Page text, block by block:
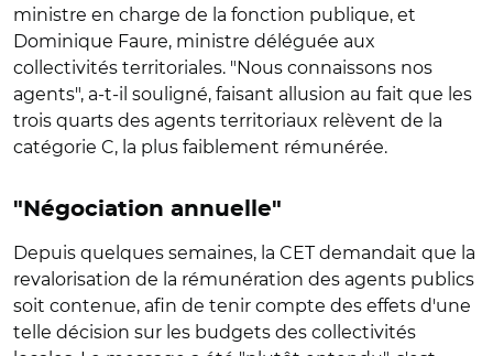
ministre en charge de la fonction publique, et
Dominique Faure, ministre déléguée aux
collectivités territoriales. "Nous connaissons nos
agents", a-t-il souligné, faisant allusion au fait que les
trois quarts des agents territoriaux relèvent de la
catégorie C, la plus faiblement rémunérée.
"Négociation annuelle"
Depuis quelques semaines, la CET demandait que la
revalorisation de la rémunération des agents publics
soit contenue, afin de tenir compte des effets d'une
telle décision sur les budgets des collectivités